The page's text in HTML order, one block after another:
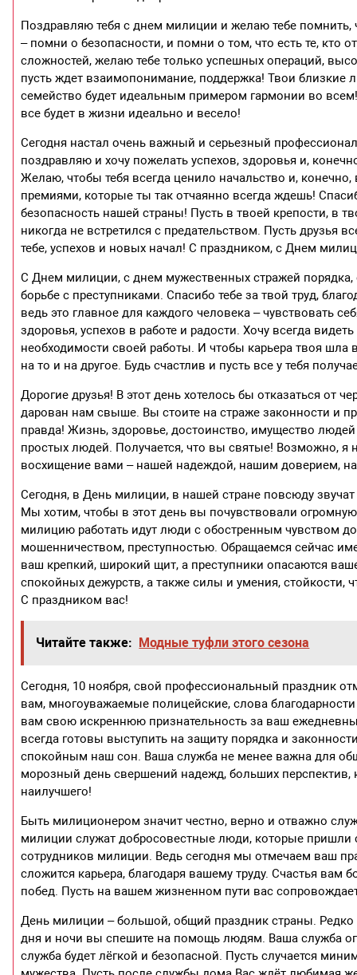
Поздравляю тебя с днем милиции и желаю тебе
– помни о безопасности, и помни о том, что есть те, кто
сложностей, желаю тебе только успешных операций,
пусть ждет взаимопонимание, поддержка! Твои близкие
семейство будет идеальным примером гармонии во
все будет в жизни идеально и весело!
Сегодня настал очень важный и серьезный
поздравляю и хочу пожелать успехов, здоровья и,
Желаю, чтобы тебя всегда ценило начальство и,
премиями, которые ты так отчаянно всегда ждешь!
безопасность нашей страны! Пусть в твоей крепости, в
никогда не встретился с предательством. Пусть друзья
тебе, успехов и новых начал! С праздником, с Днем
С Днем милиции, с днем мужественных стражей
борьбе с преступниками. Спасибо тебе за твой труд,
ведь это главное для каждого человека – чувствовать
здоровья, успехов в работе и радости. Хочу всегда
необходимости своей работы. И чтобы карьера твоя шла
на то и на другое. Будь счастлив и пусть все у тебя
Дорогие друзья! В этот день хотелось бы отказаться от
дарован нам свыше. Вы стоите на страже законности и
правда! Жизнь, здоровье, достоинство, имущество
простых людей. Получается, что вы святые! Возможно, я
восхищение вами – нашей надеждой, нашим доверием,
Сегодня, в День милиции, в нашей стране повсюду
Мы хотим, чтобы в этот день вы почувствовали
милицию работать идут люди с обостренным чувством
мошенничеством, преступностью. Обращаемся сейчас
ваш крепкий, широкий щит, а преступники опасаются
спокойных дежурств, а также силы и умения, стойкости,
С праздником вас!
Читайте также: Модные туфли этого сезона
Сегодня, 10 ноября, свой профессиональный праздник
вам, многоуважаемые полицейские, слова
вам свою искреннюю признательность за ваш
всегда готовы выступить на защиту порядка и
спокойным наш сон. Ваша служба не менее важна для
морозный день свершений надежд, больших
наилучшего!
Быть милиционером значит честно, верно и отважно
милиции служат добросовестные люди, которые пришли
сотрудников милиции. Ведь сегодня мы отмечаем ваш
сложится карьера, благодаря вашему труду. Счастья
побед. Пусть на вашем жизненном пути вас
День милиции – большой, общий праздник страны.
дня и ночи вы спешите на помощь людям. Ваша служба
служба будет лёгкой и безопасной. Пусть случается